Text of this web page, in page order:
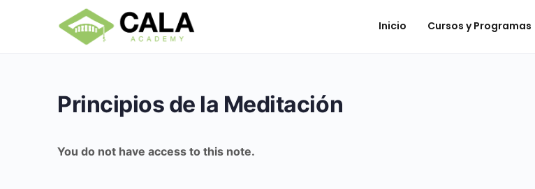
Inicio Cursos y Programas
Principios de la Meditación
You do not have access to this note.